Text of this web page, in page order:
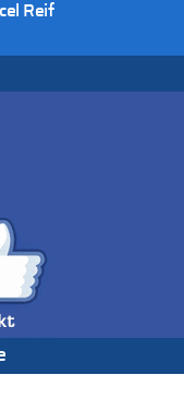
zu
Eimerscheid zu
steckt hinter den
zu
– Meloni:
zu
steckt hinter den
Reif